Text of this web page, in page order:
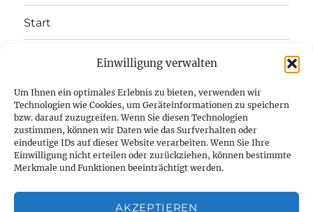
Einwilligung verwalten
Um Ihnen ein optimales Erlebnis zu bieten, verwenden wir
Technologien wie Cookies, um Geräteinformationen zu speichern
bzw. darauf zuzugreifen. Wenn Sie diesen Technologien
zustimmen, können wir Daten wie das Surfverhalten oder
eindeutige IDs auf dieser Website verarbeiten. Wenn Sie Ihre
Einwilligung nicht erteilen oder zurückziehen, können bestimmte
Merkmale und Funktionen beeinträchtigt werden.
AKZEPTIEREN
Start
öffnen
Termine
Heimschiff Arcona
Kontakt
Impressum